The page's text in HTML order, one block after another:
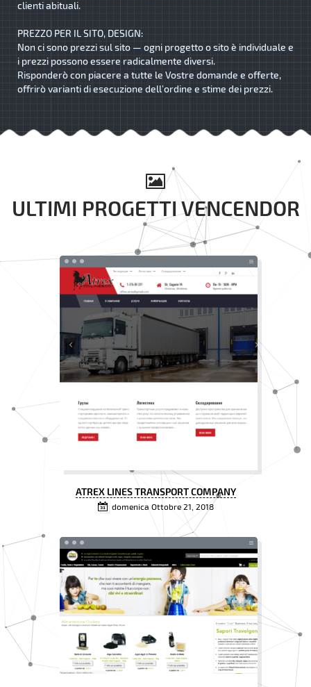
clienti abituali.
PREZZO PER IL SITO, DESIGN:
Non ci sono prezzi sul sito — ogni progetto o sito è individuale e
i prezzi possono essere radicalmente diversi.
Risponderò con piacere a tutte le Vostre domande e offerte,
offrirò varianti di esecuzione dell’ordine e stime dei prezzi.
ULTIMI PROGETTI VENCENDOR
ATREX LINES TRANSPORT COMPANY
domenica Ottobre 21, 2018